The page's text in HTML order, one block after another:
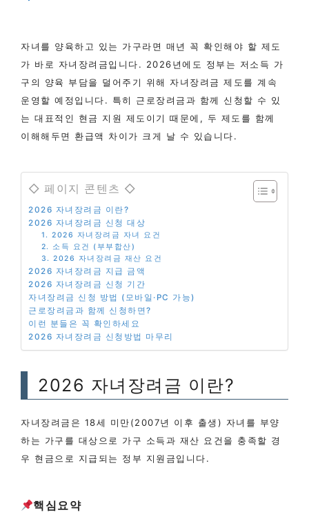
자녀를 양육하고 있는 가구라면 매년 꼭 확인해야 할 제도
가 바로 자녀장려금입니다. 2026년에도 정부는 저소득 가
구의 양육 부담을 덜어주기 위해 자녀장려금 제도를 계속
운영할 예정입니다. 특히 근로장려금과 함께 신청할 수 있
는 대표적인 현금 지원 제도이기 때문에, 두 제도를 함께
이해해두면 환급액 차이가 크게 날 수 있습니다.
◇ 페이지 콘텐츠 ◇
2026 자녀장려금 이란?
2026 자녀장려금 신청 대상
1. 2026 자녀장려금 자녀 요건
2. 소득 요건 (부부합산)
3. 2026 자녀장려금 재산 요건
2026 자녀장려금 지급 금액
2026 자녀장려금 신청 기간
자녀장려금 신청 방법 (모바일·PC 가능)
근로장려금과 함께 신청하면?
이런 분들은 꼭 확인하세요
2026 자녀장려금 신청방법 마무리
2026 자녀장려금 이란?
자녀장려금은 18세 미만(2007년 이후 출생) 자녀를 부양
하는 가구를 대상으로 가구 소득과 재산 요건을 충족할 경
우 현금으로 지급되는 정부 지원금입니다.
핵심요약